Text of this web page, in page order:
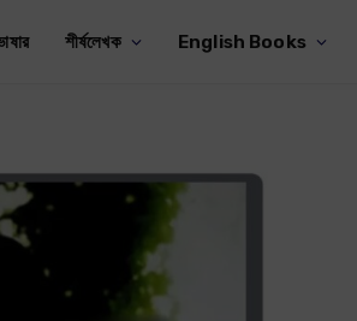
শীর্ষলেখক English Books